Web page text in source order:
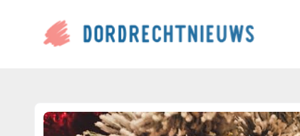
dordrechtnieuws.nl